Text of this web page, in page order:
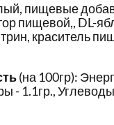
пищевые
пищевой,, DL-
краситель
(на 100гр):
- 1.1гр.,